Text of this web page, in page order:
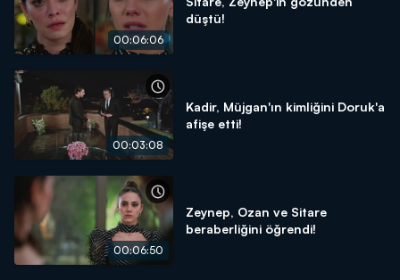
00:06:06
düştü!
00:03:08
Kadir, Müjgan'ın kimliğini Doruk'a
afişe etti!
00:06:50
Zeynep, Ozan ve Sitare
beraberliğini öğrendi!